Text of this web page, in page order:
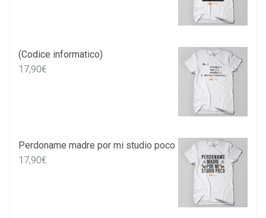
(Codice informatico)
17,90€
Perdoname madre por mi studio poco
17,90€